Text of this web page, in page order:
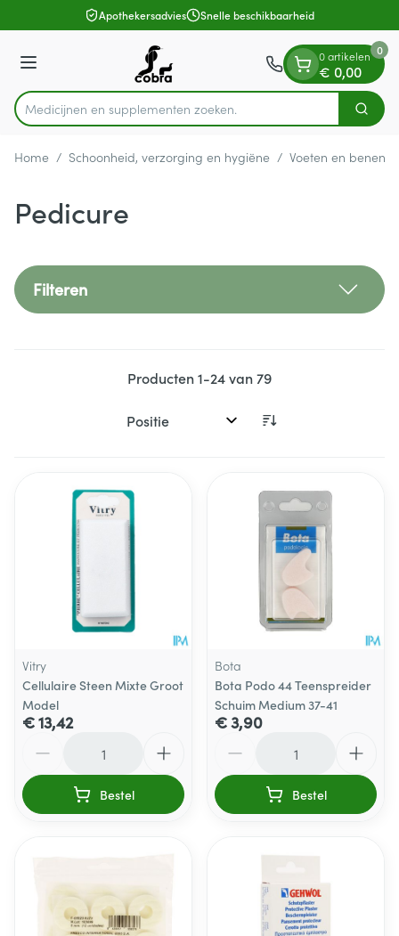
Ga naar de inhoudApothekersadvies Snelle beschikbaarheid
Menu
Product, merk, categorie...
Medicijnen en Zoek
0 artikelen
€ 0,00
0
Home / Schoonheid, verzorging en hygiëne / Voeten en benen
Pedicure
Filteren
Producten1-24van79
Sorteer op:
Vitry
Cellulaire Steen Mixte Groot
Model
€ 13,42
Bestel
Bota
Bota Podo 44 Teenspreider
Schuim Medium 37-41
€ 3,90
Bestel